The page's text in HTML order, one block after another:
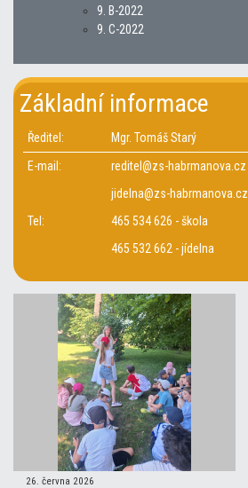
9. B-2022
9. C-2022
Základní informace
Ředitel:
Mgr. Tomáš Starý
E-mail:
reditel@zs-habrmanova.cz
jidelna@zs-habrmanova.cz
Tel:
465 534 626 - škola
465 532 662 - jídelna
26. června 2026